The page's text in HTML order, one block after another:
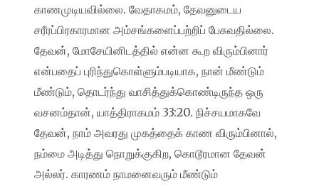
காணமுடியவில்லை. வேதாகமம், தேவனுடைய
சரீரப்பிரகாரமான அம்சங்களைப்பற்றிப் பேசுவதில்லை.
தேவன், மோசேயினிடத்தில் என்ன கூற விரும்பினார்
என்பதைப் புரிந்துகொள்ளும்படியாக, நான் மீண்டும்
மீண்டும், தொடர்ந்து வாசித்துக்கொண்டிருந்த ஒரு
வசனம்தான், யாத்திராகமம் 33:20. நிச்சயமாகவே
தேவன், நாம் அவரது முகத்தைக் காண விரும்பினால்,
நம்மை அடித்து நொறுக்குகிற, கொடூரமான தேவன்
அல்லர். காரணம் நாமனைவரும் மீண்டும்